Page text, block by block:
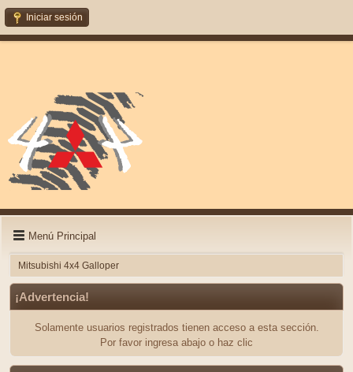
Iniciar sesión
Menú Principal
Mitsubishi 4x4 Galloper
¡Advertencia!
Solamente usuarios registrados tienen acceso a esta sección.
Por favor ingresa abajo o haz clic